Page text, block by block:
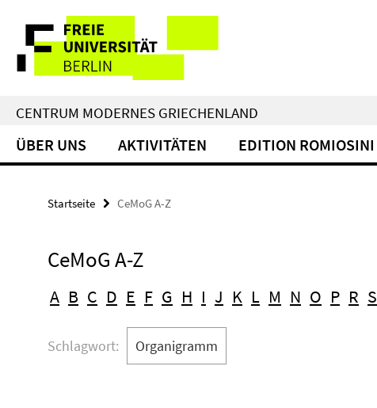
direkt
Inhalt
Service-
Navigation
CENTRUM MODERNES GRIECHENLAND
ÜBER UNS AKTIVITÄTEN EDITION ROMIOSINI
Startseite CeMoG A-Z
CeMoG A-Z
A B C D E F G H I J K L M N O P R S
Schlagwort: Organigramm